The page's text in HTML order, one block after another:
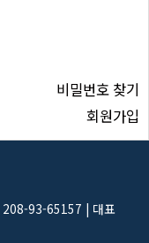
비밀번호 찾기
회원가입
208-93-65157 | 대표